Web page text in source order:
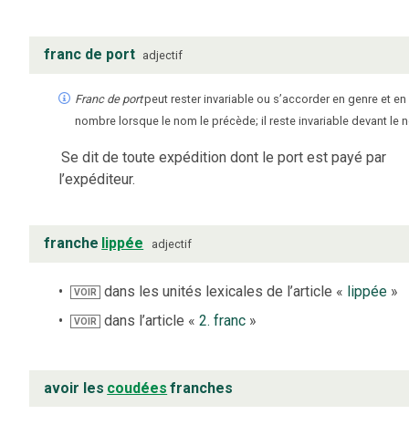
franc de port adjectif
Franc de portpeut rester invariable ou s’accorder en genre et en
nombre lorsque le nom le précède; il reste invariable devant le
Se dit de toute expédition dont le port est payé par
l’expéditeur.
franche lippée adjectif
VOIR dans les unités lexicales de l’article « lippée »
VOIR dans l’article «2. franc »
avoir les coudées franches